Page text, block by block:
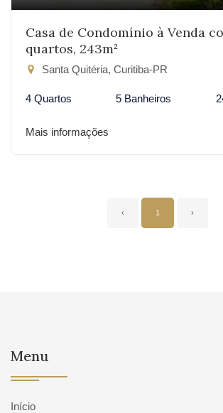
Casa de Condomínio à Venda
quartos, 243m²
Santa Quitéria, Curitiba-PR
4 Quartos 5 Banheiros
Mais informações
‹ 1 ›
Menu
Início